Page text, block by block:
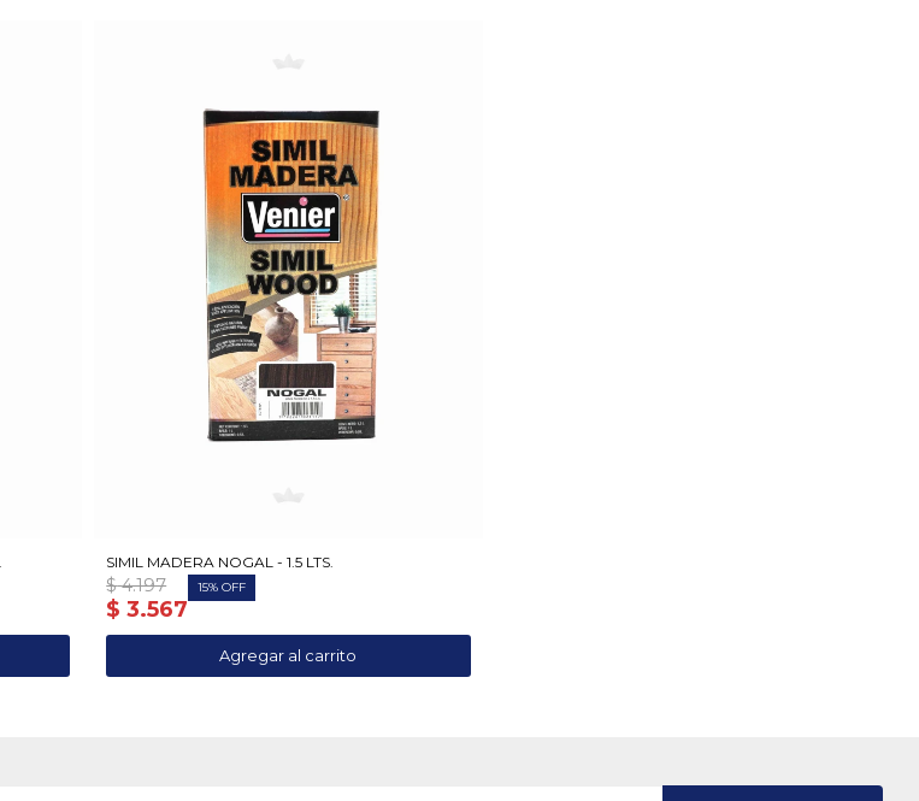
SIMIL MADERA NOGAL - 1.5 LTS.
$ 3.567
$ 4.197 15